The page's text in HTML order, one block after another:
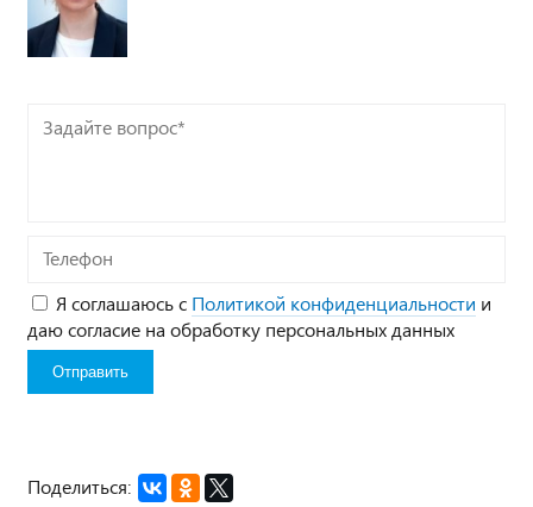
Задайте
Телефон
Я соглашаюсь с Политикой конфиденциальности и
даю согласие на обработку персональных данных
Поделиться: